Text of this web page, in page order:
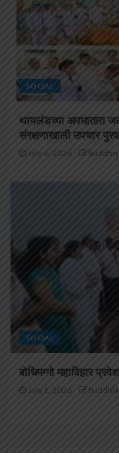
SOCIAL
थायलंडच्या अपघातात
संरक्षणाखाली उपचार
July 6, 2026
SOCIAL
बोधिमग्गो महाविहार
July 1, 2026